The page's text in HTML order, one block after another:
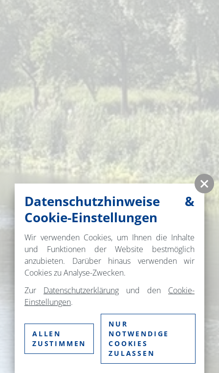
Datenschutzhinweise &
Cookie-Einstellungen
Wir verwenden Cookies, um Ihnen die Inhalte
und Funktionen der Website bestmöglich
anzubieten. Darüber hinaus verwenden wir
Cookies zu Analyse-Zwecken.
Zur Datenschutzerklärung und den Cookie-
Einstellungen.
ALLEN
ZUSTIMMEN
NUR
NOTWENDIGE
COOKIES
ZULASSEN